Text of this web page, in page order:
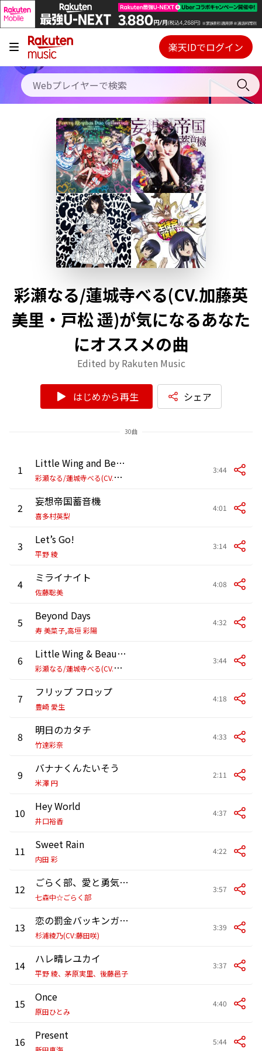
キャンペーン
料金プラン
使い方
初回30日間無料お試し
Webプレイヤー
ご契約内容の確認・変更
楽天IDでログイン
彩瀬なる/蓮城寺べる(CV.加藤英
美里・戸松 遥)が気になるあなた
にオススメの曲
Edited by Rakuten Music
はじめから再生 シェア
30曲
1
Little Wing and Beautiful Pride
彩
瀬なる/蓮城寺べる(CV.加藤英美里・戸松 遥)
3:44
2 妄想帝国蓄音機
喜多村英梨
4:01
3 Let’s Go!
平野 綾
3:14
4 ミライナイト
佐藤聡美
4:08
5 Beyond Days
寿 美菜子,高垣 彩陽
4:32
6
Little Wing & Beautiful Pride
彩
瀬なる/蓮城寺べる(CV.加藤英美里・戸松 遥)
3:44
7 フリップ フロップ
豊崎 愛生
4:18
8 明日のカタチ
竹達彩奈
4:33
9 バナナくんたいそう
米澤 円
2:11
10 Hey World
井口裕香
4:37
11 Sweet Rain
内田 彩
4:22
12 ごらく部、愛と勇気と希望と友情のテーマ
七森中☆ごらく部
3:57
13 恋の罰金バッキンガム!
杉浦綾乃(CV:藤田咲)
3:39
14 ハレ晴レユカイ
平野 綾、茅原実里、後藤邑子
3:37
15 Once
原田ひとみ
4:40
16 Present 5:44